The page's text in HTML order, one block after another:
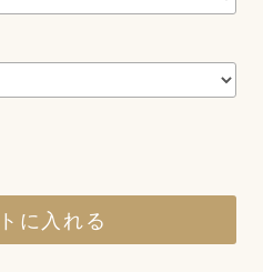
に入れる